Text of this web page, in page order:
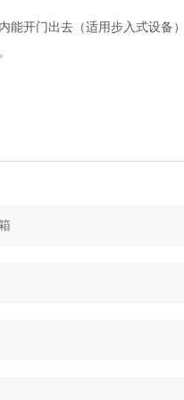
能开门出去（适用步入式设备